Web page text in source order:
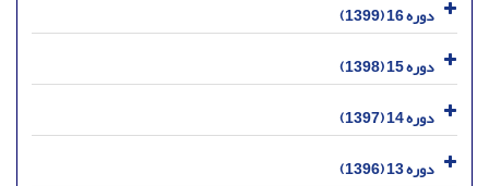
دوره 16 (1399)
دوره 15 (1398)
دوره 14 (1397)
دوره 13 (1396)